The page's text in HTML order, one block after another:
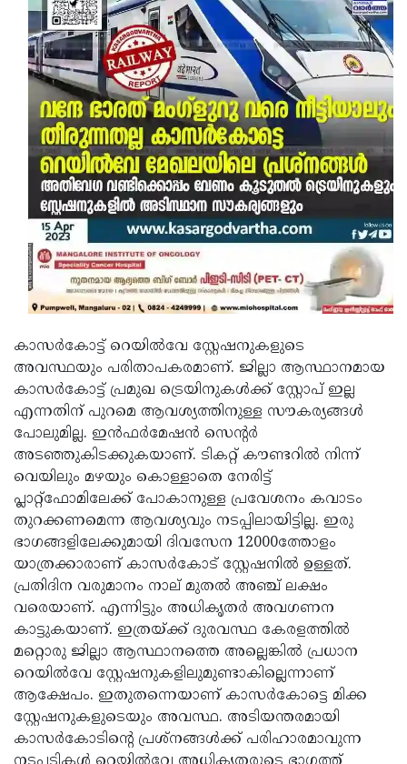
കാസര്‍കോട്ട് റെയില്‍വേ സ്റ്റേഷനുകളുടെ
അവസ്ഥയും പരിതാപകരമാണ്. ജില്ലാ ആസ്ഥാനമായ
കാസര്‍കോട്ട് പ്രമുഖ ട്രെയിനുകള്‍ക്ക് സ്റ്റോപ് ഇല്ല
എന്നതിന് പുറമെ ആവശ്യത്തിനുള്ള സൗകര്യങ്ങള്‍
പോലുമില്ല. ഇന്‍ഫര്‍മേഷന്‍ സെന്റര്‍
അടഞ്ഞുകിടക്കുകയാണ്. ടികറ്റ് കൗണ്ടറില്‍ നിന്ന്
വെയിലും മഴയും കൊള്ളാതെ നേരിട്ട്
പ്ലാറ്റ്ഫോമിലേക്ക് പോകാനുള്ള പ്രവേശനം കവാടം
തുറക്കണമെന്ന ആവശ്യവും നടപ്പിലായിട്ടില്ല. ഇരു
ഭാഗങ്ങളിലേക്കുമായി ദിവസേന 12000ത്തോളം
യാത്രക്കാരാണ് കാസര്‍കോട് സ്റ്റേഷനില്‍ ഉള്ളത്.
പ്രതിദിന വരുമാനം നാല് മുതല്‍ അഞ്ച് ലക്ഷം
വരെയാണ്. എന്നിട്ടും അധികൃതര്‍ അവഗണന
കാട്ടുകയാണ്. ഇത്രയ്ക്ക് ദുരവസ്ഥ കേരളത്തില്‍
മറ്റൊരു ജില്ലാ ആസ്ഥാനത്തെ അല്ലെങ്കില്‍ പ്രധാന
റെയില്‍വേ സ്റ്റേഷനുകളിലുമുണ്ടാകില്ലെന്നാണ്
ആക്ഷേപം. ഇതുതന്നെയാണ് കാസര്‍കോട്ടെ മിക്ക
സ്റ്റേഷനുകളുടെയും അവസ്ഥ. അടിയന്തരമായി
കാസര്‍കോടിന്റെ പ്രശ്നങ്ങള്‍ക്ക് പരിഹാരമാവുന്ന